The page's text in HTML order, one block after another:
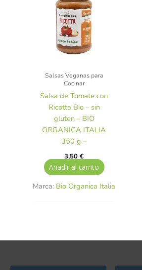
Salsas Veganas para
Cocinar
Salsa de Tomate con
Ricotta Bio – sin
gluten – BIO
ORGANICA ITALIA
350 g –
3,50€
Añadir al carrito
Marca: Bio Organica Italia